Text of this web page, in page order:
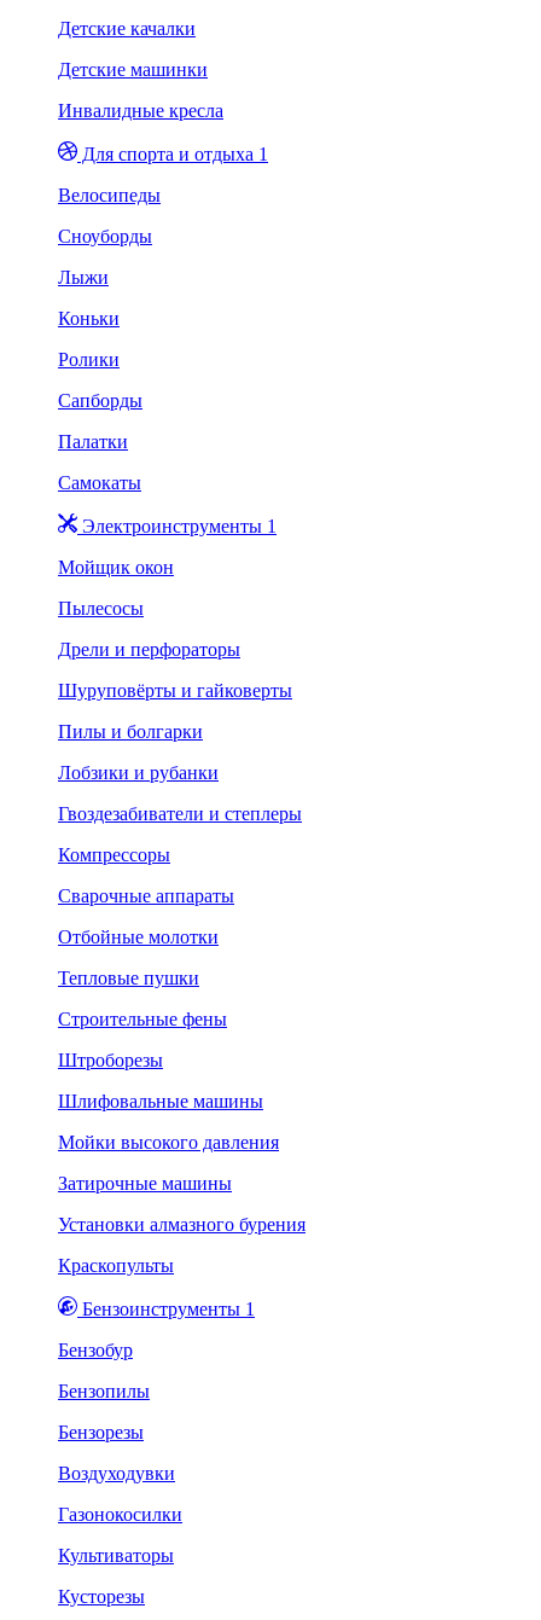
Детские качалки
Детские машинки
Инвалидные кресла
Для спорта и отдыха 1
Велосипеды
Сноуборды
Лыжи
Коньки
Ролики
Сапборды
Палатки
Самокаты
Электроинструменты 1
Мойщик окон
Пылесосы
Дрели и перфораторы
Шуруповёрты и гайковерты
Пилы и болгарки
Лобзики и рубанки
Гвоздезабиватели и степлеры
Компрессоры
Сварочные аппараты
Отбойные молотки
Тепловые пушки
Строительные фены
Штроборезы
Шлифовальные машины
Мойки высокого давления
Затирочные машины
Установки алмазного бурения
Краскопульты
Бензоинструменты 1
Бензобур
Бензопилы
Бензорезы
Воздуходувки
Газонокосилки
Культиваторы
Кусторезы